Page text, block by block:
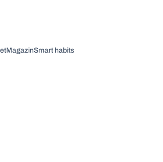
MagazinSmart habits